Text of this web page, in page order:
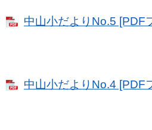
中山小だよりNo.5 [PDF
中山小だよりNo.4 [PDF